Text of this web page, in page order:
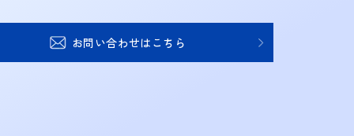
お問い合わせはこちら